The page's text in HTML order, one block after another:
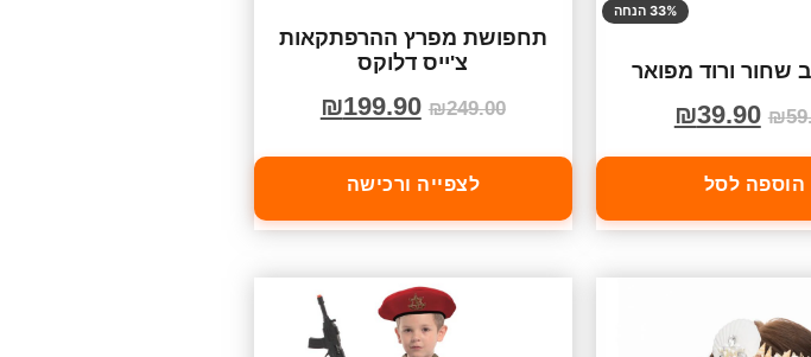
33% הנחה
שחור ורוד מפואר
₪
₪39.90
הוספה לסל
תחפושת מפרץ ההרפתקאות
צ'ייס דלוקס
₪249.00
₪199.90
לצפייה ורכישה